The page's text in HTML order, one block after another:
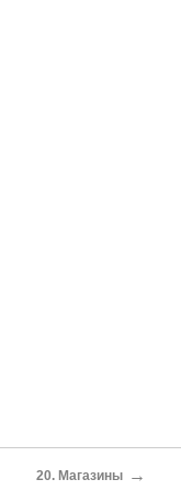
20. Магазины →